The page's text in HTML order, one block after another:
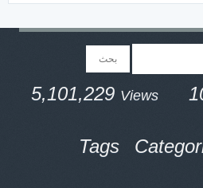
5,101,229Views
Tags